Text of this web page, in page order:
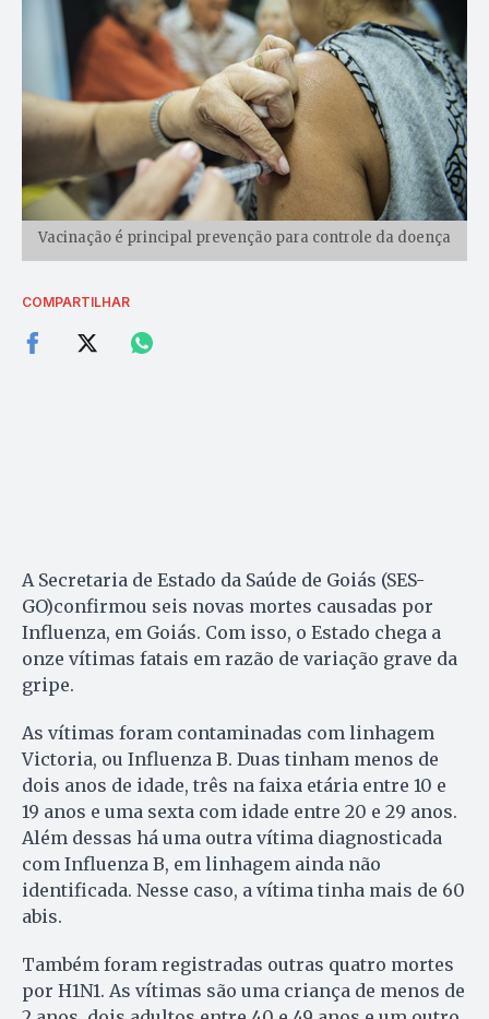
Vacinação é principal prevenção para controle da doença
COMPARTILHAR
A Secretaria de Estado da Saúde de Goiás (SES-
GO)confirmou seis novas mortes causadas por
Influenza, em Goiás. Com isso, o Estado chega a
onze vítimas fatais em razão de variação grave da
gripe.
As vítimas foram contaminadas com linhagem
Victoria, ou Influenza B. Duas tinham menos de
dois anos de idade, três na faixa etária entre 10 e
19 anos e uma sexta com idade entre 20 e 29 anos.
Além dessas há uma outra vítima diagnosticada
com Influenza B, em linhagem ainda não
identificada. Nesse caso, a vítima tinha mais de 60
abis.
Também foram registradas outras quatro mortes
por H1N1. As vítimas são uma criança de menos de